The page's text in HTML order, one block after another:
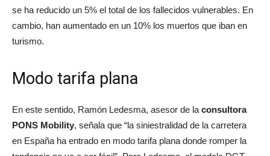
se ha reducido un 5% el total de los fallecidos vulnerables. En
cambio, han aumentado en un 10% los muertos que iban en
turismo.
Modo tarifa plana
En este sentido, Ramón Ledesma, asesor de la consultora
PONS Mobility, señala que “la siniestralidad de la carretera
en España ha entrado en modo tarifa plana donde romper la